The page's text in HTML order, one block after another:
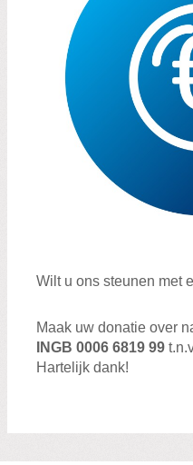
Wilt u ons steunen met
Maak uw donatie over
INGB 0006 6819 99
Hartelijk dank!